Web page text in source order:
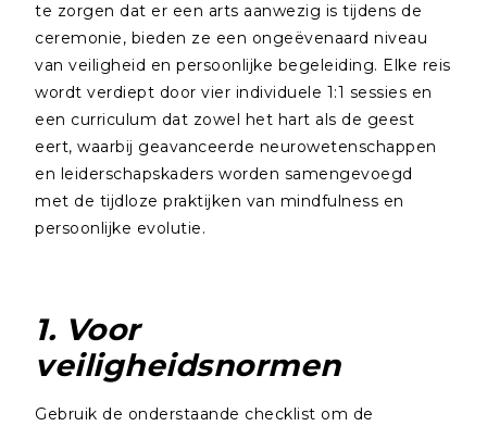
te zorgen dat er een arts aanwezig is tijdens de
ceremonie, bieden ze een ongeëvenaard niveau
van veiligheid en persoonlijke begeleiding. Elke reis
wordt verdiept door vier individuele 1:1 sessies en
een curriculum dat zowel het hart als de geest
eert, waarbij geavanceerde neurowetenschappen
en leiderschapskaders worden samengevoegd
met de tijdloze praktijken van mindfulness en
persoonlijke evolutie.
1. Voor
veiligheidsnormen
Gebruik de onderstaande checklist om de